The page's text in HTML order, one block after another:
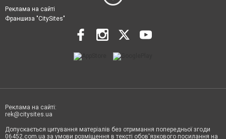
Реклама на сайті
Франшиза "CitySites"
Реклама на сайті:
rek@citysites.ua
Допускається цитування матеріалів без отримання попередньої згоди
06452.com.ua за умови розміщення в тексті обов'язкового посилання на